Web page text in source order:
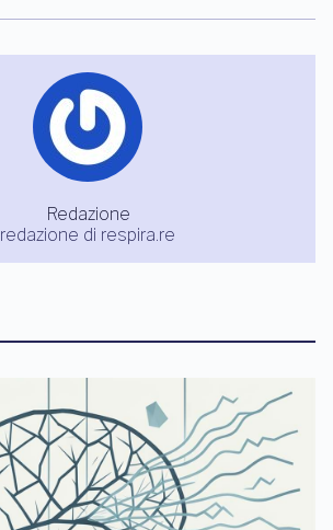
Redazione
redazione di respira.re